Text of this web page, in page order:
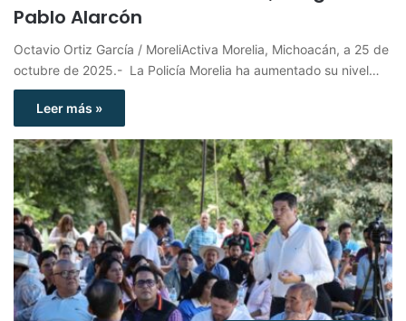
Pablo Alarcón
Octavio Ortiz García / MoreliActiva Morelia, Michoacán, a 25 de
octubre de 2025.- La Policía Morelia ha aumentado su nivel…
Leer más »